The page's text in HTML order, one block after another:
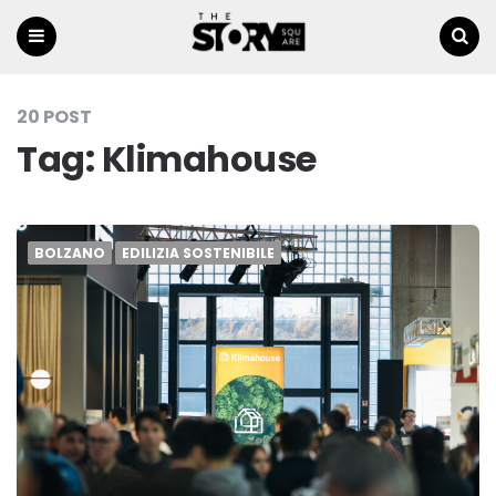
20 POST
Tag: Klimahouse
BOLZANO EDILIZIA SOSTENIBILE